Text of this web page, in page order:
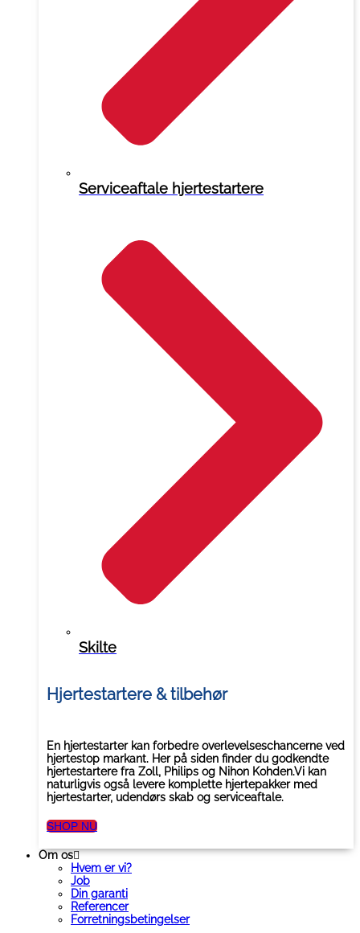
Serviceaftale hjertestartere
Skilte
Hjertestartere & tilbehør
En hjertestarter kan forbedre overlevelseschancerne ved
hjertestop markant. Her på siden finder du godkendte
hjertestartere fra Zoll, Philips og Nihon Kohden.Vi kan
naturligvis også levere komplette hjertepakker med
hjertestarter, udendørs skab og serviceaftale.
SHOP NU
Om os
Hvem er vi?
Job
Din garanti
Referencer
Forretningsbetingelser